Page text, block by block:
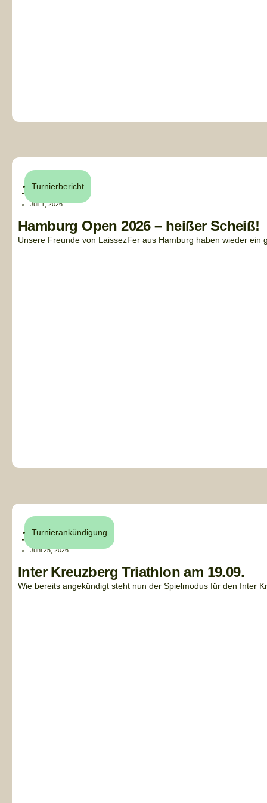
Turnierbericht
Juli 1, 2026
Hamburg Open 2026 – heißer Scheiß!
Unsere Freunde von LaissezFer aus Hamburg haben wieder
Turnierankündigung
Juni 25, 2026
Inter Kreuzberg Triathlon am 19.09.
Wie bereits angekündigt steht nun der Spielmodus für den Inter